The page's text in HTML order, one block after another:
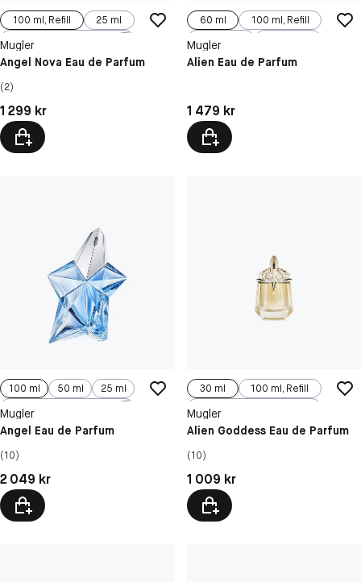
100 ml, Refill
25 ml
Mugler
Angel Nova Eau de Parfum
(2)
Pris: 1 299 kr
1 299 kr
60 ml
100 ml, Refill
90 ml
Mugler
Alien Eau de Parfum
Pris: 1 479 kr
1 479 kr
100 ml 50 ml
25 ml
Mugler
Angel Eau de Parfum
(10)
Pris: 2 049 kr
2 049 kr
30 ml
100 ml, Refill
Mugler
Alien Goddess Eau de Parfum
(10)
Pris: 1 009 kr
1 009 kr